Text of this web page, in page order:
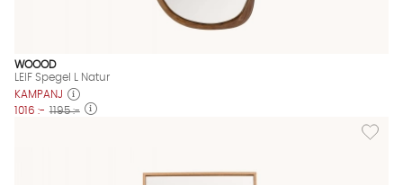
WOOOD
LEIF Spegel L Natur
KAMPANJ
1016 :- 1195 :-
Lägg